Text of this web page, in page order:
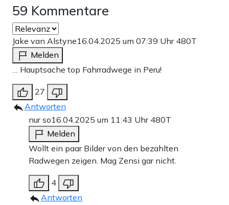
59 Kommentare
Jake van Alstyne16.04.2025 um 07:39 Uhr 480T
Melden
… Hauptsache top Fahrradwege in Peru!
27
Antworten
nur so16.04.2025 um 11:43 Uhr 480T
Melden
Wollt ein paar Bilder von den bezahlten
Radwegen zeigen. Mag Zensi gar nicht.
4
Antworten